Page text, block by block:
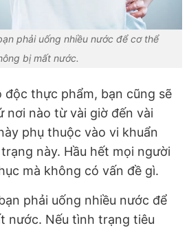
phải uống nhiều nước để cơ thể
bị mất nước.
độc thực phẩm, bạn cũng sẽ
nơi nào từ vài giờ đến vài
phụ thuộc vào vi khuẩn
này. Hầu hết mọi người
mà không có vấn đề gì.
phải uống nhiều nước để
nước. Nếu tình trạng tiêu